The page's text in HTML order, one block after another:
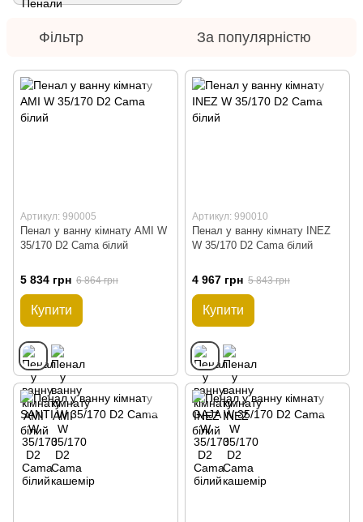
Фільтр За популярністю
Артикул: 990005
Пенал у ванну кімнату AMI W
35/170 D2 Cama білий
5 834 грн 6 864 грн
Купити
Артикул: 990010
Пенал у ванну кімнату INEZ
W 35/170 D2 Cama білий
4 967 грн 5 843 грн
Купити